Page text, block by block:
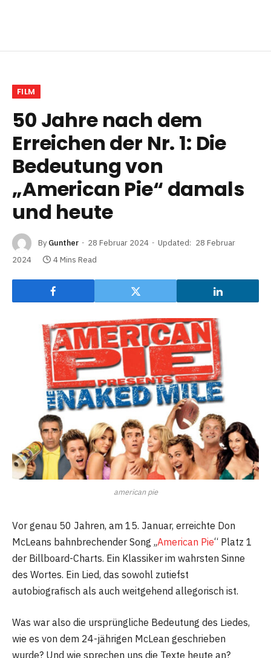
FILM
50 Jahre nach dem
Erreichen der Nr. 1: Die
Bedeutung von
„American Pie“ damals
und heute
By Gunther 28 Februar 2024 Updated: 28 Februar
2024
4 Mins Read
american pie
Vor genau 50 Jahren, am 15. Januar, erreichte Don
McLeans bahnbrechender Song „American Pie“ Platz 1
der Billboard-Charts. Ein Klassiker im wahrsten Sinne
des Wortes. Ein Lied, das sowohl zutiefst
autobiografisch als auch weitgehend allegorisch ist.
Was war also die ursprüngliche Bedeutung des Liedes,
wie es von dem 24-jährigen McLean geschrieben
wurde? Und wie sprechen uns die Texte heute an?